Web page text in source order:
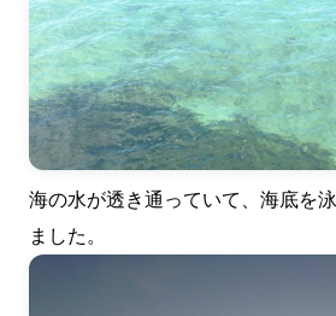
海の水が透き通っていて、海底を
ました。